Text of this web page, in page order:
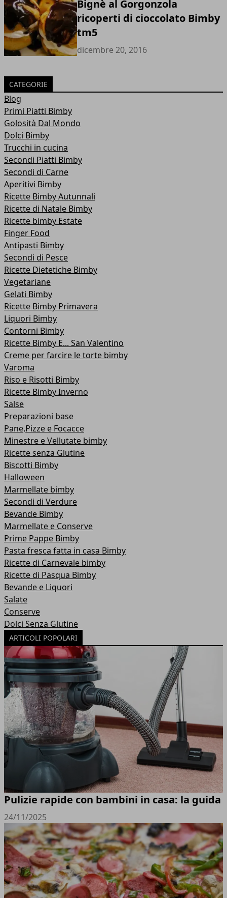
Bignè al Gorgonzola
ricoperti di cioccolato Bimby
tm5
dicembre 20, 2016
CATEGORIE
Blog
Primi Piatti Bimby
Golosità Dal Mondo
Dolci Bimby
Trucchi in cucina
Secondi Piatti Bimby
Secondi di Carne
Aperitivi Bimby
Ricette Bimby Autunnali
Ricette di Natale Bimby
Ricette bimby Estate
Finger Food
Antipasti Bimby
Secondi di Pesce
Ricette Dietetiche Bimby
Vegetariane
Gelati Bimby
Ricette Bimby Primavera
Liquori Bimby
Contorni Bimby
Ricette Bimby E... San Valentino
Creme per farcire le torte bimby
Varoma
Riso e Risotti Bimby
Ricette Bimby Inverno
Salse
Preparazioni base
Pane,Pizze e Focacce
Minestre e Vellutate bimby
Ricette senza Glutine
Biscotti Bimby
Halloween
Marmellate bimby
Secondi di Verdure
Bevande Bimby
Marmellate e Conserve
Prime Pappe Bimby
Pasta fresca fatta in casa Bimby
Ricette di Carnevale bimby
Ricette di Pasqua Bimby
Bevande e Liquori
Salate
Conserve
Dolci Senza Glutine
ARTICOLI POPOLARI
Pulizie rapide con bambini in casa: la guida
24/11/2025